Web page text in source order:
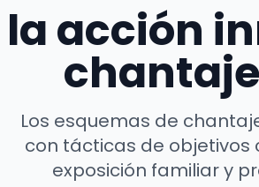
la acción
Los esquemas de
con tácticas de objetivos
exposición familiar y